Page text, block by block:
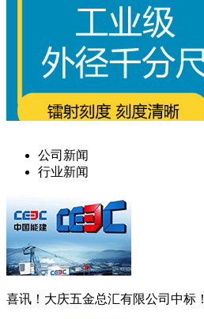
公司新闻
行业新闻
喜讯！大庆五金总汇有限公司中标！